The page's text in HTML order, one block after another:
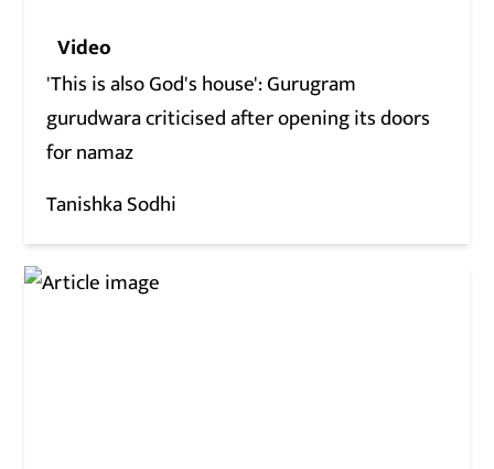
Video
'This is also God's house': Gurugram
gurudwara criticised after opening its doors
for namaz
Tanishka Sodhi